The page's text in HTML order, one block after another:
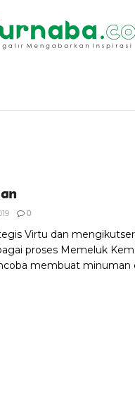
0
Virtu dan
proses Memeluk
membuat minuman